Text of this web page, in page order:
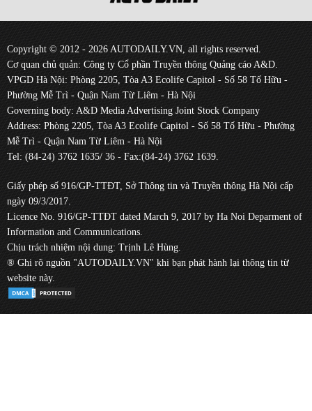
Copyright © 2012 - 2026 AUTODAILY.VN, all rights reserved.
Cơ quan chủ quản: Công ty Cổ phần Truyền thông Quảng cáo A&D.
VPGD Hà Nội: Phòng 2205, Tòa A3 Ecolife Capitol - Số 58 Tố Hữu -
Phường Mễ Trì - Quận Nam Từ Liêm - Hà Nội
Governing body: A&D Media Advertising Joint Stock Company
Address: Phòng 2205, Tòa A3 Ecolife Capitol - Số 58 Tố Hữu - Phường
Mễ Trì - Quận Nam Từ Liêm - Hà Nội
Tel: (84-24) 3762 1635/ 36 - Fax:(84-24) 3762 1639.
Giấy phép số 916/GP-TTĐT, Sở Thông tin và Truyền thông Hà Nội cấp
ngày 09/3/2017.
Licence No. 916/GP-TTĐT dated March 9, 2017 by Ha Noi Deparment of
Information and Communications.
Chịu trách nhiệm nội dung: Trịnh Lê Hùng.
® Ghi rõ nguồn "AUTODAILY.VN" khi bạn phát hành lại thông tin từ
website này.